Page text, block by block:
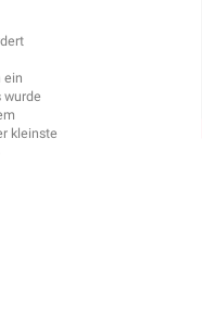
ein
wurde
kleinste